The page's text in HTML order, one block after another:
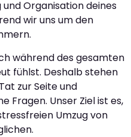
Organisation deines
wir uns um den
während des gesamten
fühlst. Deshalb stehen
zur Seite und
Fragen. Unser Ziel ist es,
Umzug von